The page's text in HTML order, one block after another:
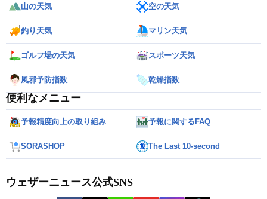
山の天気 空の天気
釣り天気 マリン天気
ゴルフ場の天気 スポーツ天気
風邪予防指数 乾燥指数
便利なメニュー
予報精度向上の取り組み 予報に関するFAQ
SORASHOP The Last 10-second
ウェザーニュース公式SNS